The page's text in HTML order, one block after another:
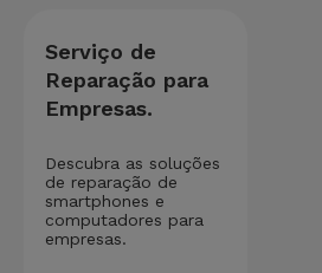
Serviço de
Reparação para
Empresas.
Descubra as soluções
de reparação de
smartphones e
computadores para
empresas.